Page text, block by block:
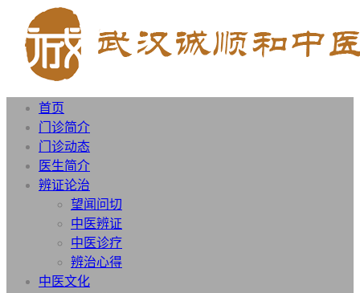
首页
门诊简介
门诊动态
医生简介
辨证论治
望闻问切
中医辨证
中医诊疗
辨治心得
中医文化